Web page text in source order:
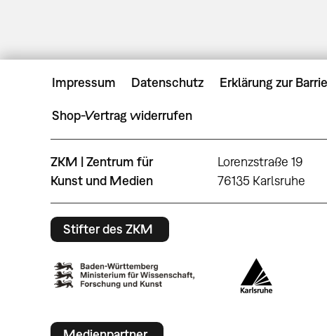
Impressum Datenschutz Erklärung zur
Shop-Vertrag widerrufen
ZKM | Zentrum für
Kunst und Medien
Lorenzstraße 19
76135 Karlsruhe
Stifter des ZKM